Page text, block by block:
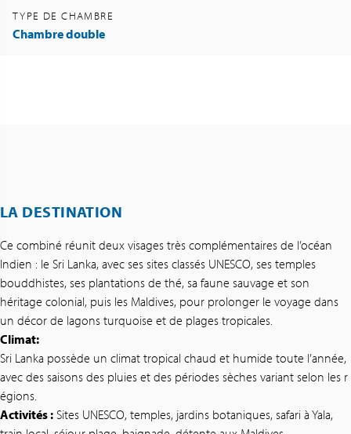
TYPE DE CHAMBRE
Chambre double
LA DESTINATION
Ce combiné réunit deux visages très complémentaires de l’océan
Indien : le Sri Lanka, avec ses sites classés UNESCO, ses temples
bouddhistes, ses plantations de thé, sa faune sauvage et son
héritage colonial, puis les Maldives, pour prolonger le voyage dans
un décor de lagons turquoise et de plages tropicales.
Climat:
Sri Lanka possède un climat tropical chaud et humide toute l’année,
avec des saisons des pluies et des périodes sèches variant selon les r
égions.
Activités : Sites UNESCO, temples, jardins botaniques, safari à Yala,